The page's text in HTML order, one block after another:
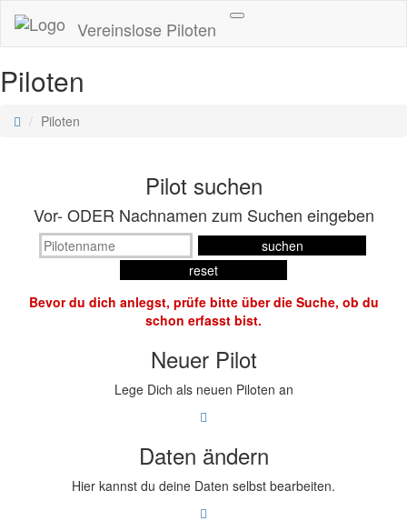
Vereinslose Piloten
Navigation
Piloten
Piloten
Pilot suchen
Vor- ODER Nachnamen zum Suchen eingeben
Bevor du dich anlegst, prüfe bitte über die Suche, ob du
schon erfasst bist.
Neuer Pilot
Lege Dich als neuen Piloten an
Daten ändern
Hier kannst du deine Daten selbst bearbeiten.